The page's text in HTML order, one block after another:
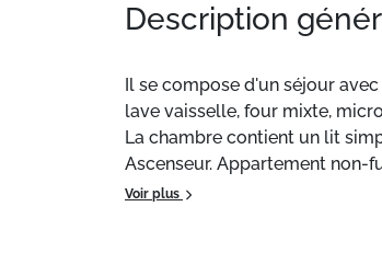
Description
Il se compose d'un séjour
lave vaisselle, four mixte,
La chambre contient un lit
Ascenseur. Appartement non-
Voir plus